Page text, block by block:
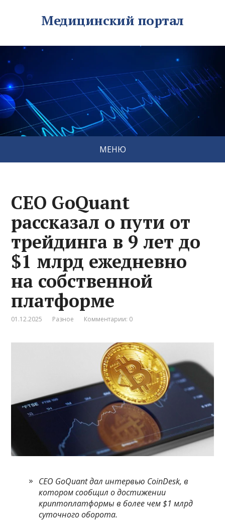
Медицинский портал
МЕНЮ
CEO GoQuant
рассказал о пути от
трейдинга в 9 лет до
$1 млрд ежедневно
на собственной
платформе
01.12.2025 Разное Комментарии: 0
CEO GoQuant дал интервью CoinDesk, в
котором сообщил о достижении
криптоплатформы в более чем $1 млрд
суточного оборота.